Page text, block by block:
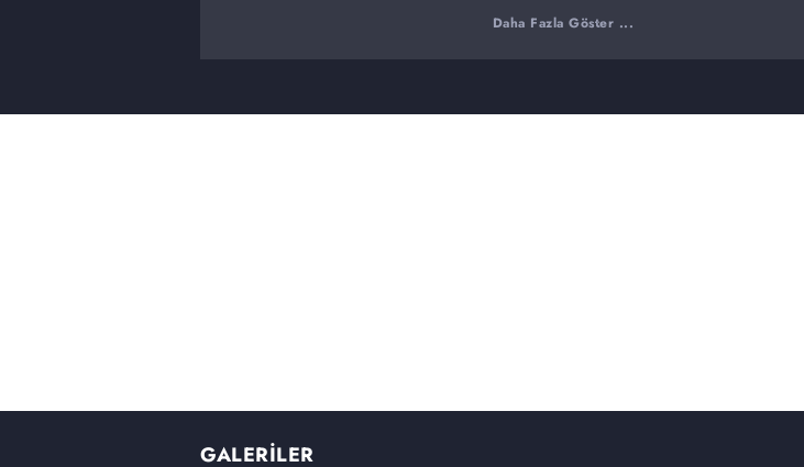
Peygamber Efendimizin çok önemsediği zikir
Daha Fazla Göster ...
GALERİLER